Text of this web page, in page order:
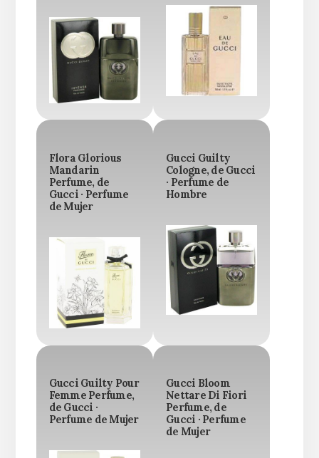
Flora Glorious
Mandarin
Perfume, de
Gucci · Perfume
de Mujer
Gucci Guilty
Cologne, de Gucci
· Perfume de
Hombre
Gucci Guilty Pour
Femme Perfume,
de Gucci ·
Perfume de Mujer
Gucci Bloom
Nettare Di Fiori
Perfume, de
Gucci · Perfume
de Mujer